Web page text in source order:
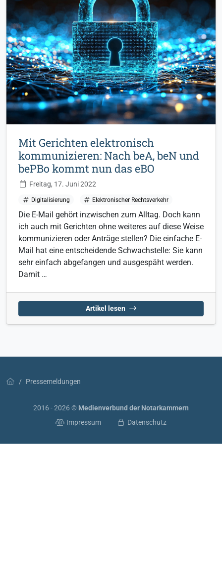
Mit Gerichten elektronisch
kommunizieren: Nach beA, beN und
bePBo kommt nun das eBO
Freitag, 17. Juni 2022
Digitalisierung Elektronischer Rechtsverkehr
Die E-Mail gehört inzwischen zum Alltag. Doch kann
ich auch mit Gerichten ohne weiteres auf diese Weise
kommunizieren oder Anträge stellen? Die einfache E-
Mail hat eine entscheidende Schwachstelle: Sie kann
sehr einfach abgefangen und ausgespäht werden.
Damit …
Artikel lesen
Pressemeldungen
2016 - 2026 © Medienverbund der Notarkammern
Impressum
Datenschutz